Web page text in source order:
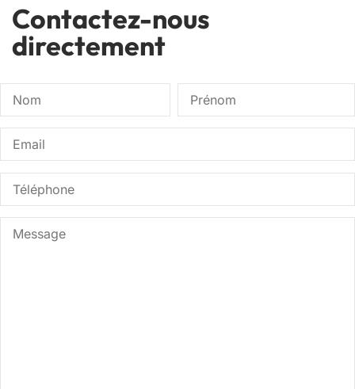
Contactez-nous
directement